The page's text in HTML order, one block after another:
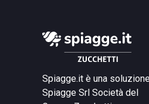
Spiagge.it è una
Spiagge Srl Società del